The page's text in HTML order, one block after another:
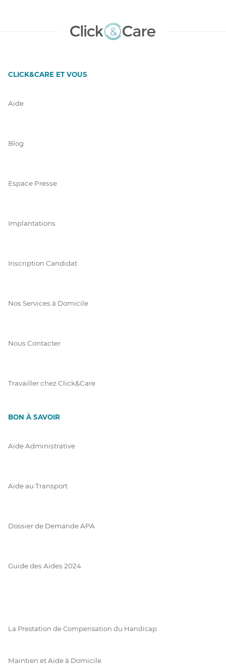
CLICK&CARE ET VOUS
Aide
Blog
Espace Presse
Implantations
Inscription Candidat
Nos Services à Domicile
Nous Contacter
Travailler chez Click&Care
BON À SAVOIR
Aide Administrative
Aide au Transport
Dossier de Demande APA
Guide des Aides 2024
La Prestation de Compensation du Handicap
Maintien et Aide à Domicile